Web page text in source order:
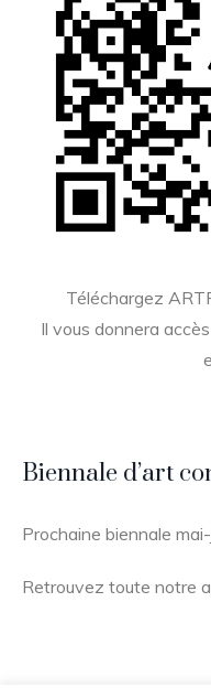
Téléchargez
Il vous donnera
Biennale d’art
Prochaine biennale
Retrouvez toute notre